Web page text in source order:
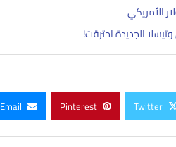
الأمريكي
الجديدة احترقت!
Twitter
Pinterest
Email